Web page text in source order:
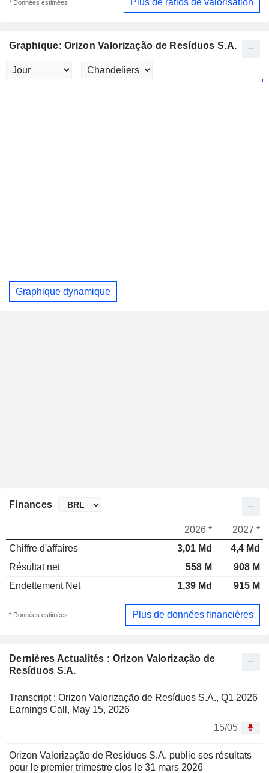
* Données estimées
Graphique: Orizon Valorização de Resíduos S.A.
Graphique dynamique
Dernières Actualités : Orizon Valorização de
Resíduos S.A.
Transcript : Orizon Valorização de Resíduos S.A., Q1 2026
Earnings Call, May 15, 2026
15/05
Orizon Valorização de Resíduos S.A. publie ses résultats
pour le premier trimestre clos le 31 mars 2026
Finances
2026 *
2027 *
Chiffre d'affaires
3,01 Md
4,4 Md
Résultat net
558 M
908 M
Endettement Net
1,39 Md 915 M
* Données estimées Plus de données financières